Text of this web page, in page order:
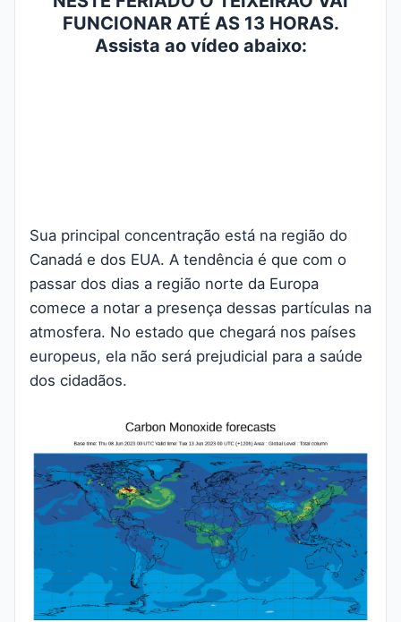
FUNCIONAR ATÉ AS 13 HORAS.
Assista ao vídeo abaixo:
Sua principal concentração está na região do
Canadá e dos EUA. A tendência é que com o
passar dos dias a região norte da Europa
comece a notar a presença dessas partículas na
atmosfera. No estado que chegará nos países
europeus, ela não será prejudicial para a saúde
dos cidadãos.